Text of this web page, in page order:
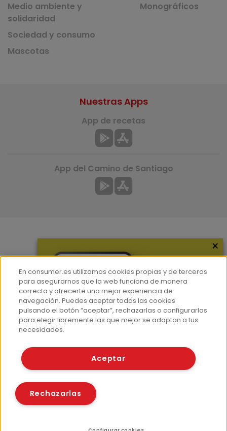
Medio ambiente y
solidaridad
Sociedad y consumo
Mascotas
Monográficos
Hemeroteca
Contacto
Prensa
Corpus Lingüístico Consumer
Nuestras Apps
App de recetas
App del Camino de Santiago
© Fundación EROSKI
Políticas de cookies
×
En consumer.es utilizamos cookies propias y de terceros
para asegurarnos que la web funciona de manera
correcta y ofrecerte una mejor experiencia de
navegación. Puedes aceptar todas las cookies
pulsando el botón “aceptar”, rechazarlas o configurarlas
para elegir libremente las que mejor se adaptan a tus
necesidades.
Aceptar
Rechazarlas